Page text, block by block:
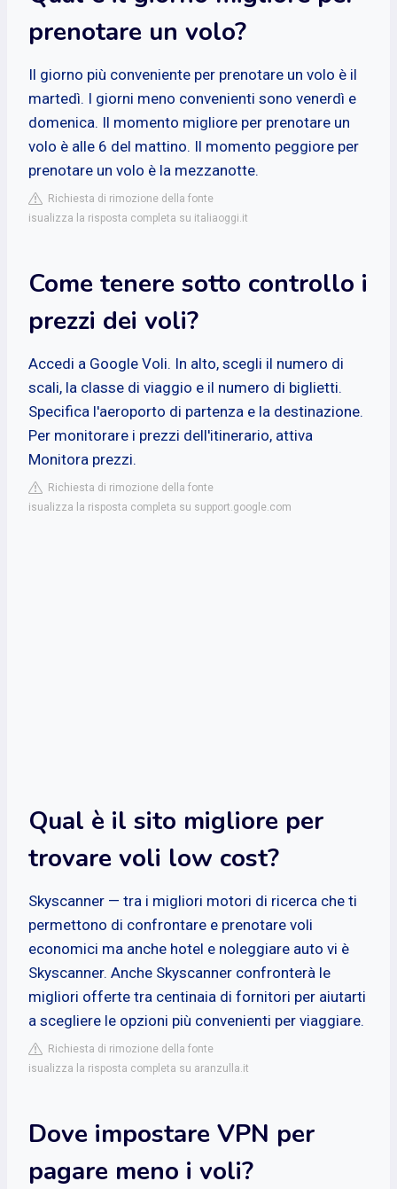
prenotare un volo?
Il giorno più conveniente per prenotare un volo è il
martedì. I giorni meno convenienti sono venerdì e
domenica. Il momento migliore per prenotare un
volo è alle 6 del mattino. Il momento peggiore per
prenotare un volo è la mezzanotte.
Richiesta di rimozione della fonte
isualizza la risposta completa su italiaoggi.it
Come tenere sotto controllo i
prezzi dei voli?
Accedi a Google Voli. In alto, scegli il numero di
scali, la classe di viaggio e il numero di biglietti.
Specifica l'aeroporto di partenza e la destinazione.
Per monitorare i prezzi dell'itinerario, attiva
Monitora prezzi.
Richiesta di rimozione della fonte
isualizza la risposta completa su support.google.com
Qual è il sito migliore per
trovare voli low cost?
Skyscanner — tra i migliori motori di ricerca che ti
permettono di confrontare e prenotare voli
economici ma anche hotel e noleggiare auto vi è
Skyscanner. Anche Skyscanner confronterà le
migliori offerte tra centinaia di fornitori per aiutarti
a scegliere le opzioni più convenienti per viaggiare.
Richiesta di rimozione della fonte
isualizza la risposta completa su aranzulla.it
Dove impostare VPN per
pagare meno i voli?